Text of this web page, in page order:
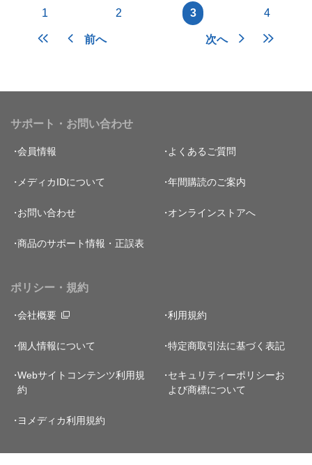
前へ
1 2 3 4
次へ
サポート・お問い合わせ
会員情報 よくあるご質問
メディカIDについて 年間購読のご案内
お問い合わせ オンラインストアへ
商品のサポート情報・正誤表
ポリシー・規約
会社概要 利用規約
個人情報について 特定商取引法に基づく表記
Webサイトコンテンツ利用規
約
セキュリティーポリシーお
よび商標について
ヨメディカ利用規約